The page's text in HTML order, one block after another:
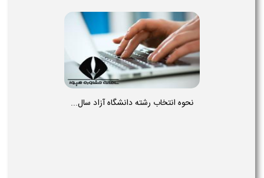
نحوه انتخاب رشته دانشگاه آزاد سال...